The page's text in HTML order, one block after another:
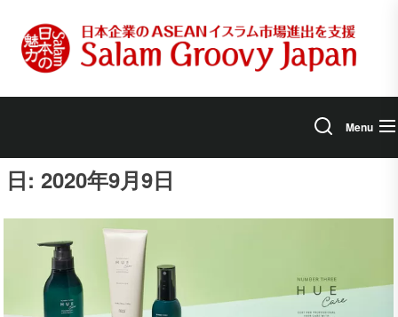
content
Menu
日: 2020年9月9日